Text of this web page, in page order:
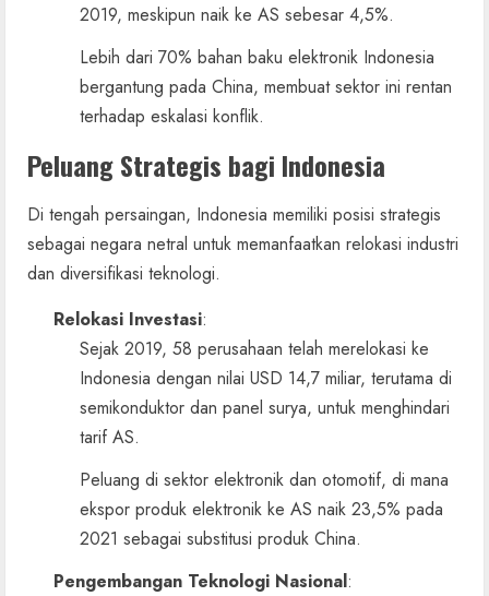
2019, meskipun naik ke AS sebesar 4,5%.
Lebih dari 70% bahan baku elektronik Indonesia
bergantung pada China, membuat sektor ini rentan
terhadap eskalasi konflik.
Peluang Strategis bagi Indonesia
Di tengah persaingan, Indonesia memiliki posisi strategis
sebagai negara netral untuk memanfaatkan relokasi industri
dan diversifikasi teknologi.
Relokasi Investasi:
Sejak 2019, 58 perusahaan telah merelokasi ke
Indonesia dengan nilai USD 14,7 miliar, terutama di
semikonduktor dan panel surya, untuk menghindari
tarif AS.
Peluang di sektor elektronik dan otomotif, di mana
ekspor produk elektronik ke AS naik 23,5% pada
2021 sebagai substitusi produk China.
Pengembangan Teknologi Nasional: